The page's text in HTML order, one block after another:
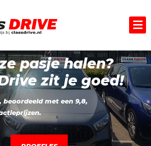
met een 9,8,